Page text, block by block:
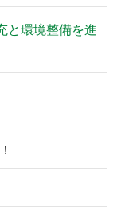
と環境整備を進